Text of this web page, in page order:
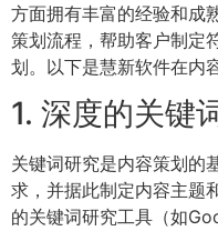
方面拥有丰富的经验和成
策划流程，帮助客户制定
划。以下是慧新软件在内
1. 深度的关键
关键词研究是内容策划的
求，并据此制定内容主题
的关键词研究工具（如